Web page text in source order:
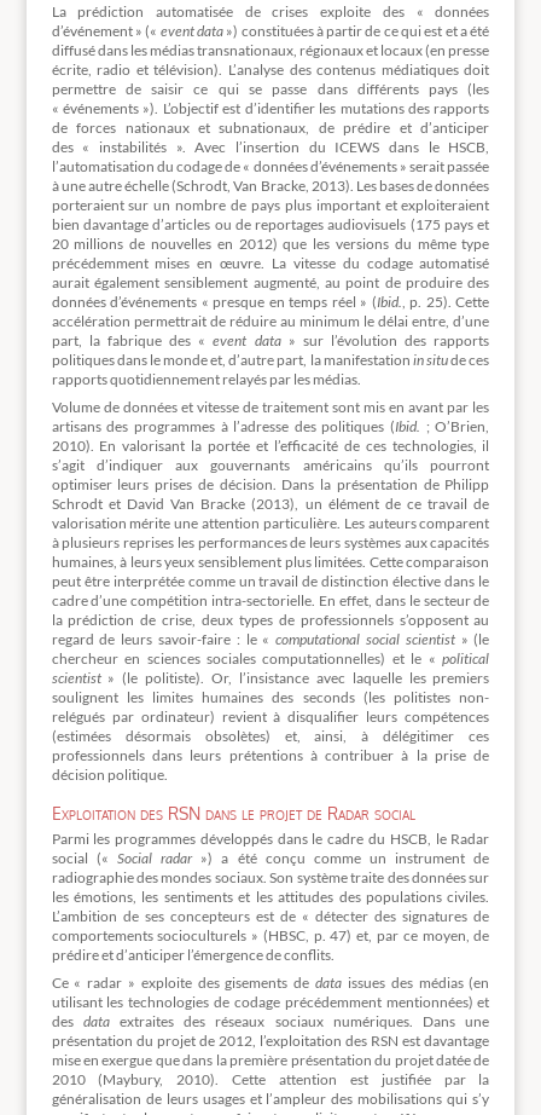
La prédiction automatisée de crises exploite des « données
d’événement » (« event data ») constituées à partir de ce qui est et a été
diffusé dans les médias transnationaux, régionaux et locaux (en presse
écrite, radio et télévision). L’analyse des contenus médiatiques doit
permettre de saisir ce qui se passe dans différents pays (les
« événements »). L’objectif est d’identifier les mutations des rapports
de forces nationaux et subnationaux, de prédire et d’anticiper
des « instabilités ». Avec l’insertion du ICEWS dans le HSCB,
l’automatisation du codage de « données d’événements » serait passée
à une autre échelle (Schrodt, Van Bracke, 2013). Les bases de données
porteraient sur un nombre de pays plus important et exploiteraient
bien davantage d’articles ou de reportages audiovisuels (175 pays et
20 millions de nouvelles en 2012) que les versions du même type
précédemment mises en œuvre. La vitesse du codage automatisé
aurait également sensiblement augmenté, au point de produire des
données d’événements « presque en temps réel » (Ibid.
, p. 25). Cette
accélération permettrait de réduire au minimum le délai entre, d’une
part, la fabrique des «event data» sur l’évolution des rapports
politiques dans le monde et, d’autre part, la manifestation in situde ces
rapports quotidiennement relayés par les médias.
Volume de données et vitesse de traitement sont mis en avant par les
artisans des programmes à l’adresse des politiques (Ibid. ; O’Brien,
2010). En valorisant la portée et l’efficacité de ces technologies, il
s’agit d’indiquer aux gouvernants américains qu’ils pourront
optimiser leurs prises de décision. Dans la présentation de Philipp
Schrodt et David Van Bracke (2013), un élément de ce travail de
valorisation mérite une attention particulière. Les auteurs comparent
à plusieurs reprises les performances de leurs systèmes aux capacités
humaines, à leurs yeux sensiblement plus limitées. Cette comparaison
peut être interprétée comme un travail de distinction élective dans le
cadre d’une compétition intra-sectorielle. En effet, dans le secteur de
la prédiction de crise, deux types de professionnels s’opposent au
regard de leurs savoir-faire : le «computational social scientist» (le
chercheur en sciences sociales computationnelles) et le «political
scientist » (le politiste). Or, l’insistance avec laquelle les premiers
soulignent les limites humaines des seconds (les politistes non-
relégués par ordinateur) revient à disqualifier leurs compétences
(estimées désormais obsolètes) et, ainsi, à délégitimer ces
professionnels dans leurs prétentions à contribuer à la prise de
décision politique.
Exploitation des RSN dans le projet de Radar social
Parmi les programmes développés dans le cadre du HSCB, le Radar
social (« Social radar ») a été conçu comme un instrument de
radiographie des mondes sociaux. Son système traite des données sur
les émotions, les sentiments et les attitudes des populations civiles.
L’ambition de ses concepteurs est de « détecter des signatures de
comportements socioculturels » (HBSC, p. 47) et, par ce moyen, de
prédire et d’anticiper l’émergence de conflits.
Ce « radar » exploite des gisements dedata issues des médias (en
utilisant les technologies de codage précédemment mentionnées) et
des dataextraites des réseaux sociaux numériques. Dans une
présentation du projet de 2012, l’exploitation des RSN est davantage
mise en exergue que dans la première présentation du projet datée de
2010 (Maybury, 2010). Cette attention est justifiée par la
généralisation de leurs usages et l’ampleur des mobilisations qui s’y